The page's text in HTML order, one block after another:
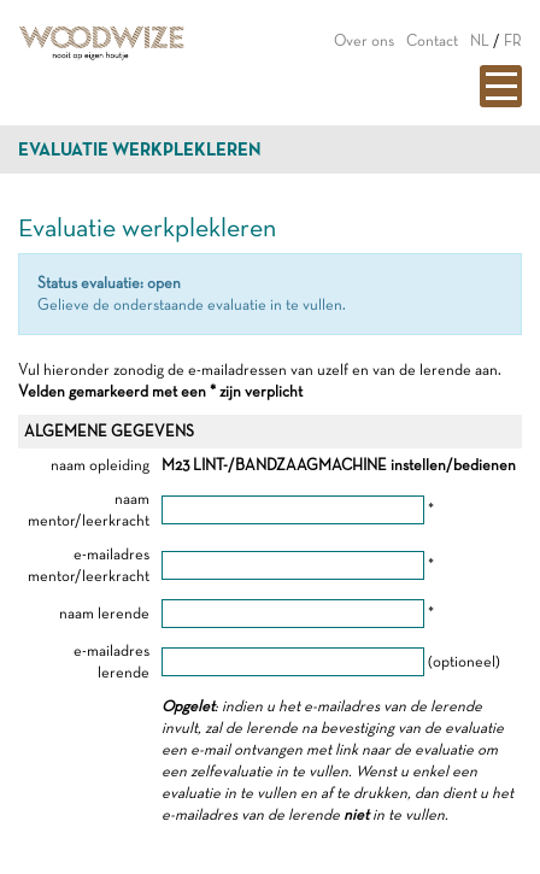
Over ons Contact NL / FR
EVALUATIE WERKPLEKLEREN
Evaluatie werkplekleren
Status evaluatie: open
Gelieve de onderstaande evaluatie in te vullen.
Vul hieronder zonodig de e-mailadressen van uzelf en van de lerende aan.
Velden gemarkeerd met een * zijn verplicht
ALGEMENE GEGEVENS
naam opleiding
M23 LINT-/BANDZAAGMACHINE instellen/bedienen
naam
mentor/leerkracht
*
e-mailadres
mentor/leerkracht
*
naam lerende *
e-mailadres
lerende
(optioneel)
Opgelet: indien u het e-mailadres van de lerende
invult, zal de lerende na bevestiging van de evaluatie
een e-mail ontvangen met link naar de evaluatie om
een zelfevaluatie in te vullen. Wenst u enkel een
evaluatie in te vullen en af te drukken, dan dient u het
e-mailadres van de lerende nietin te vullen.